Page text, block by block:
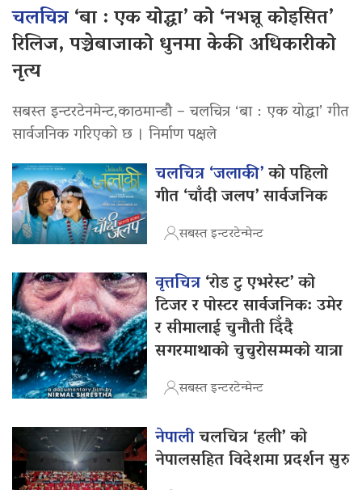
चलचित्र‘बा : एक योद्धा’ को ‘नभन्नू कोइसित’
रिलिज, पञ्चेबाजाको धुनमा केकी अधिकारीको
नृत्य
सबस्त इन्टरटेनमेन्ट,काठमान्डौ – चलचित्र ‘बा : एक योद्धा’ गीत
सार्वजनिक गरिएको छ । निर्माण पक्षले
चलचित्र ‘जलाकी’को पहिलो
गीत ‘चाँदी जलप’ सार्वजनिक
सबस्त इन्टरटेन्मेन्ट
वृत्तचित्र‘रोड टु एभरेस्ट’ को
टिजर र पोस्टर सार्वजनिक: उमेर
र सीमालाई चुनौती दिँदै
सगरमाथाको चुचुरोसम्मको यात्रा
सबस्त इन्टरटेन्मेन्ट
नेपालीचलचित्र ‘हली’ को
नेपालसहित विदेशमा प्रदर्शन सुरु